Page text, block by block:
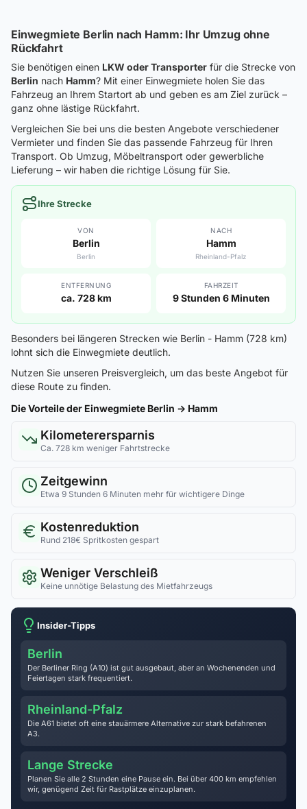
Einwegmiete Berlin nach Hamm: Ihr Umzug ohne
Rückfahrt
Sie benötigen einen LKW oder Transporter für die Strecke von
Berlin nach Hamm? Mit einer Einwegmiete holen Sie das
Fahrzeug an Ihrem Startort ab und geben es am Ziel zurück –
ganz ohne lästige Rückfahrt.
Vergleichen Sie bei uns die besten Angebote verschiedener
Vermieter und finden Sie das passende Fahrzeug für Ihren
Transport. Ob Umzug, Möbeltransport oder gewerbliche
Lieferung – wir haben die richtige Lösung für Sie.
Ihre Strecke
VON
Berlin
Berlin
NACH
Hamm
Rheinland-Pfalz
ENTFERNUNG
ca. 728 km
FAHRZEIT
9 Stunden 6 Minuten
Besonders bei längeren Strecken wie Berlin - Hamm (728 km)
lohnt sich die Einwegmiete deutlich.
Nutzen Sie unseren Preisvergleich, um das beste Angebot für
diese Route zu finden.
Die Vorteile der Einwegmiete Berlin → Hamm
Kilometerersparnis
Ca. 728 km weniger Fahrtstrecke
Zeitgewinn
Etwa 9 Stunden 6 Minuten mehr für wichtigere Dinge
Kostenreduktion
Rund 218€ Spritkosten gespart
Weniger Verschleiß
Keine unnötige Belastung des Mietfahrzeugs
Insider-Tipps
Berlin
Der Berliner Ring (A10) ist gut ausgebaut, aber an Wochenenden und
Feiertagen stark frequentiert.
Rheinland-Pfalz
Die A61 bietet oft eine stauärmere Alternative zur stark befahrenen
A3.
Lange Strecke
Planen Sie alle 2 Stunden eine Pause ein. Bei über 400 km empfehlen
wir, genügend Zeit für Rastplätze einzuplanen.